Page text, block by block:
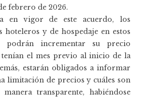
febrero de 2026.
en vigor de este acuerdo, los
hoteleros y de hospedaje en estos
podrán incrementar su precio
tenían el mes previo al inicio de la
estarán obligados a informar
limitación de precios y cuáles son
transparente, habiéndose